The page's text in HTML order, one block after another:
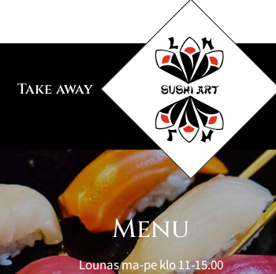
Take away
Menu
Lounas ma-pe klo 11-15.00